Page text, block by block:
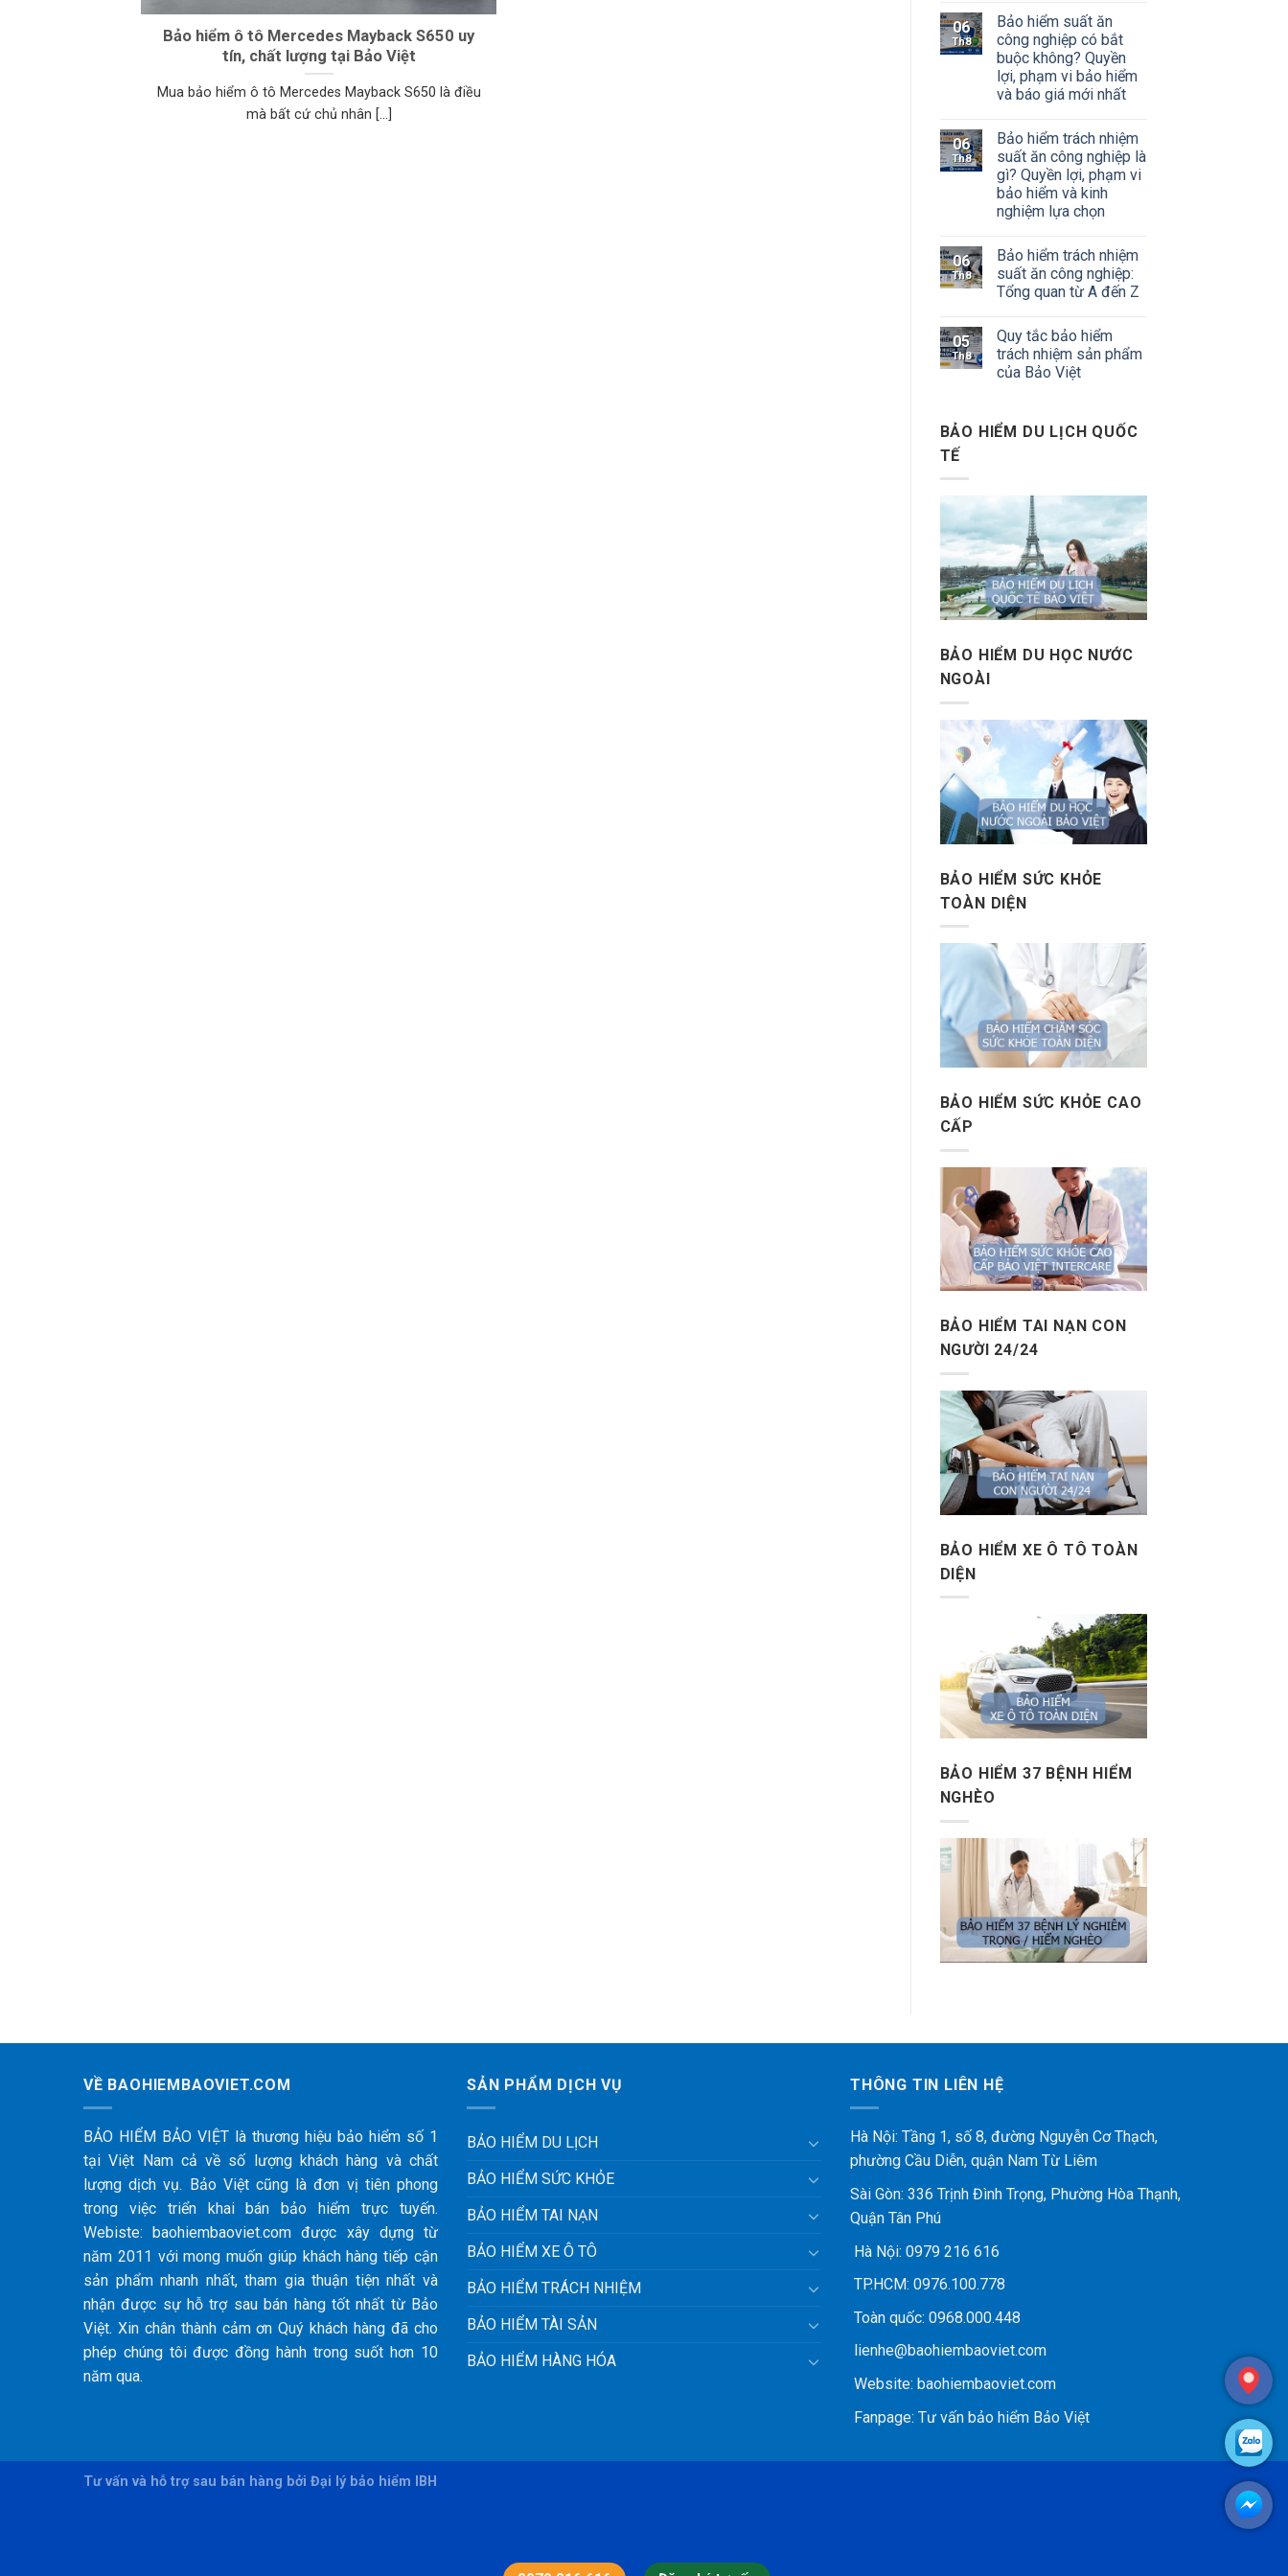
Bảo hiểm ô tô Mercedes Mayback S650 uy
tín, chất lượng tại Bảo Việt
Mua bảo hiểm ô tô Mercedes Mayback S650 là điều
mà bất cứ chủ nhân [...]
06
Th8
Bảo hiểm suất ăn
công nghiệp có bắt
buộc không? Quyền
lợi, phạm vi bảo hiểm
và báo giá mới nhất
06
Th8
Bảo hiểm trách nhiệm
suất ăn công nghiệp là
gì? Quyền lợi, phạm vi
bảo hiểm và kinh
nghiệm lựa chọn
06
Th8
Bảo hiểm trách nhiệm
suất ăn công nghiệp:
Tổng quan từ A đến Z
05
Th8
Quy tắc bảo hiểm
trách nhiệm sản phẩm
của Bảo Việt
BẢO HIỂM DU LỊCH QUỐC
TẾ
BẢO HIỂM DU HỌC NƯỚC
NGOÀI
BẢO HIỂM SỨC KHỎE
TOÀN DIỆN
BẢO HIỂM SỨC KHỎE CAO
CẤP
BẢO HIỂM TAI NẠN CON
NGƯỜI 24/24
BẢO HIỂM XE Ô TÔ TOÀN
DIỆN
BẢO HIỂM 37 BỆNH HIỂM
NGHÈO
VỀ BAOHIEMBAOVIET.COM
BẢO HIỂM BẢO VIỆT là thương hiệu bảo hiểm số 1
tại Việt Nam cả về số lượng khách hàng và chất
lượng dịch vụ. Bảo Việt cũng là đơn vị tiên phong
trong việc triển khai bán bảo hiểm trực tuyến.
Webiste: baohiembaoviet.com được xây dựng từ
năm 2011 với mong muốn giúp khách hàng tiếp cận
sản phẩm nhanh nhất, tham gia thuận tiện nhất và
nhận được sự hỗ trợ sau bán hàng tốt nhất từ Bảo
Việt. Xin chân thành cảm ơn Quý khách hàng đã cho
phép chúng tôi được đồng hành trong suốt hơn 10
năm qua.
SẢN PHẨM DỊCH VỤ
BẢO HIỂM DU LỊCH
BẢO HIỂM SỨC KHỎE
BẢO HIỂM TAI NẠN
BẢO HIỂM XE Ô TÔ
BẢO HIỂM TRÁCH NHIỆM
BẢO HIỂM TÀI SẢN
BẢO HIỂM HÀNG HÓA
THÔNG TIN LIÊN HỆ
Hà Nội: Tầng 1, số 8, đường Nguyễn Cơ Thạch,
phường Cầu Diễn, quận Nam Từ Liêm
Sài Gòn: 336 Trịnh Đình Trọng, Phường Hòa Thạnh,
Quận Tân Phú
Hà Nội: 0979 216 616
TP.HCM: 0976.100.778
Toàn quốc: 0968.000.448
lienhe@baohiembaoviet.com
Website: baohiembaoviet.com
Fanpage: Tư vấn bảo hiểm Bảo Việt
Tư vấn và hỗ trợ sau bán hàng bởi Đại lý bảo hiểm IBH